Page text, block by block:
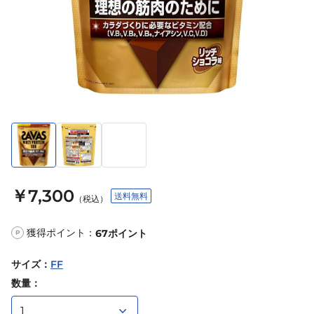
￥7,300 （税込） 送料無料
P 獲得ポイント： 67ポイント
サイズ： FF
数量：